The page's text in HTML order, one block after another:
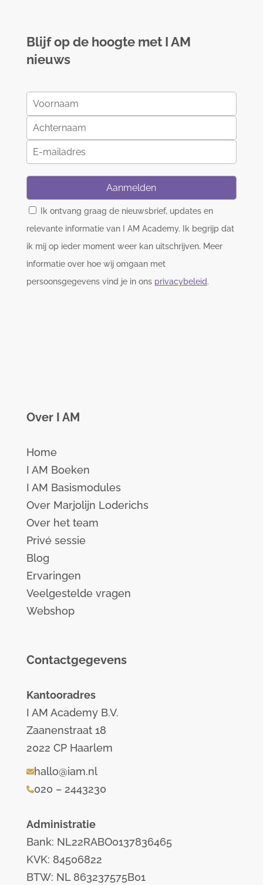
Blijf op de hoogte met I AM
nieuws
Aanmelden
Ik ontvang graag de nieuwsbrief, updates en
relevante informatie van I AM Academy. Ik begrijp dat
ik mij op ieder moment weer kan uitschrijven. Meer
informatie over hoe wij omgaan met
persoonsgegevens vind je in ons privacybeleid.
Over I AM
Home
I AM Boeken
I AM Basismodules
Over Marjolijn Loderichs
Over het team
Privé sessie
Blog
Ervaringen
Veelgestelde vragen
Webshop
Contactgegevens
Kantooradres
I AM Academy B.V.
Zaanenstraat 18
2022 CP Haarlem
hallo@iam.nl
020 – 2443230
Administratie
Bank: NL22RABO0137836465
KVK: 84506822
BTW: NL 863237575B01